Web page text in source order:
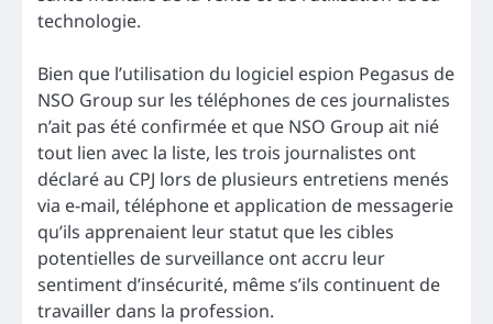
technologie.
Bien que l’utilisation du logiciel espion Pegasus de
NSO Group sur les téléphones de ces journalistes
n’ait pas été confirmée et que NSO Group ait nié
tout lien avec la liste, les trois journalistes ont
déclaré au CPJ lors de plusieurs entretiens menés
via e-mail, téléphone et application de messagerie
qu’ils apprenaient leur statut que les cibles
potentielles de surveillance ont accru leur
sentiment d’insécurité, même s’ils continuent de
travailler dans la profession.